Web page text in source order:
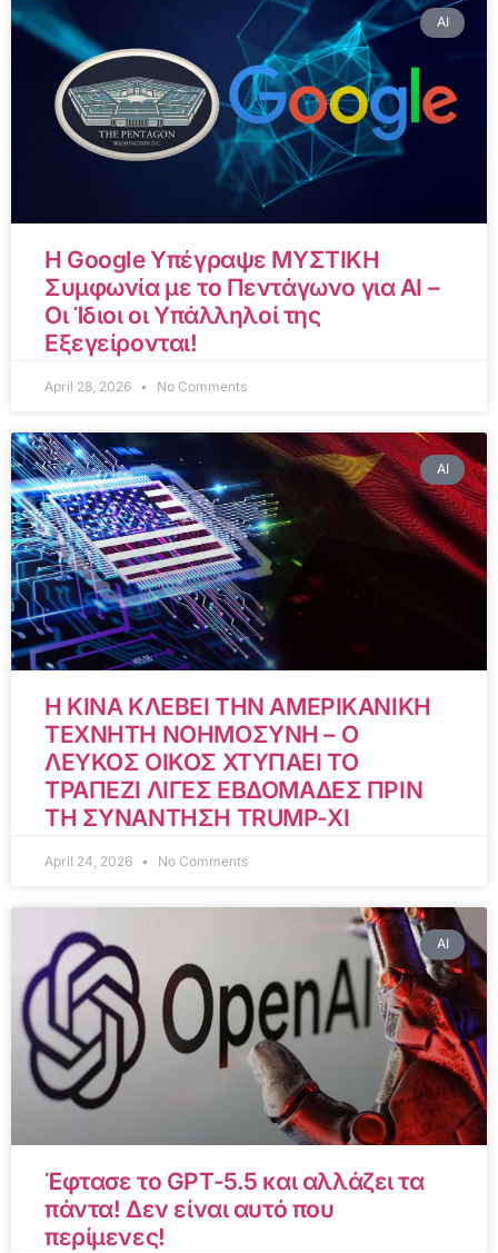
AI
Η Google Υπέγραψε ΜΥΣΤΙΚΗ
Συμφωνία με το Πεντάγωνο για AI –
Οι Ίδιοι οι Υπάλληλοί της
Εξεγείρονται!
April 28, 2026 No Comments
AI
Η ΚΙΝΑ ΚΛΕΒΕΙ ΤΗΝ ΑΜΕΡΙΚΑΝΙΚΗ
ΤΕΧΝΗΤΗ ΝΟΗΜΟΣΥΝΗ – Ο
ΛΕΥΚΟΣ ΟΙΚΟΣ ΧΤΥΠΑΕΙ ΤΟ
ΤΡΑΠΕΖΙ ΛΙΓΕΣ ΕΒΔΟΜΑΔΕΣ ΠΡΙΝ
ΤΗ ΣΥΝΑΝΤΗΣΗ TRUMP-XI
April 24, 2026 No Comments
AI
Έφτασε το GPT-5.5 και αλλάζει τα
πάντα! Δεν είναι αυτό που
περίμενες!